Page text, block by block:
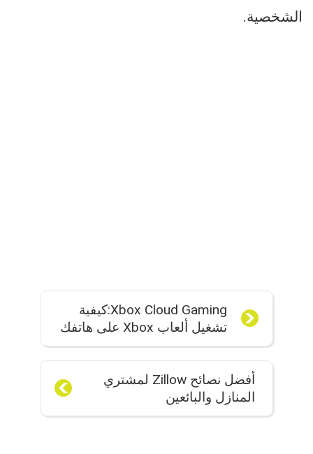
الشخصية.
Xbox Cloud Gaming:كيفية
تشغيل ألعاب Xbox على هاتفك
وجهاز الكمبيوتر
أفضل نصائح Zillow لمشتري
المنازل والبائعين